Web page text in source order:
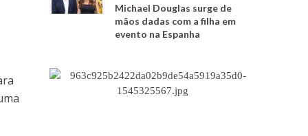
Michael Douglas surge de
mãos dadas com a filha em
evento na Espanha